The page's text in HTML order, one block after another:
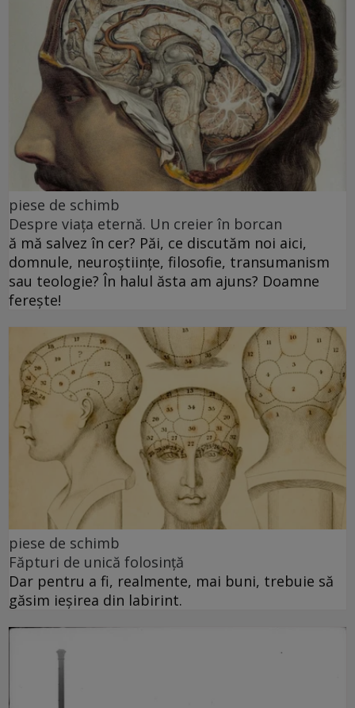
piese de schimb
Despre viața eternă. Un creier în borcan
ă mă salvez în cer? Păi, ce discutăm noi aici,
domnule, neuroștiințe, filosofie, transumanism
sau teologie? În halul ăsta am ajuns? Doamne
ferește!
piese de schimb
Făpturi de unică folosință
Dar pentru a fi, realmente, mai buni, trebuie să
găsim ieșirea din labirint.